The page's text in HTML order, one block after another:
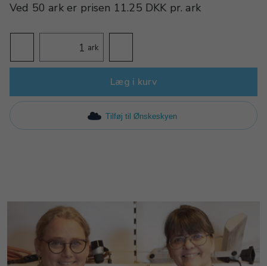
Ved 50 arker prisen 11.25 DKK pr.ark
ark
Læg i kurv
Tilføj til Ønskeskyen